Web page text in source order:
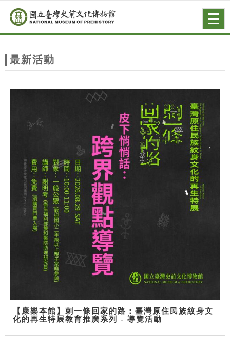
站
主
跳到主要內容
網站導覽
最新活動
【康樂本館】刺一條回家的路：臺灣原住民族紋身文
化的再生特展教育推廣系列 - 導覽活動